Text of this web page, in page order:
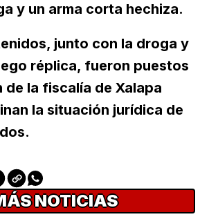
y un arma corta hechiza.
junto con la droga y
réplica, fueron puestos
de la fiscalía de Xalapa
la situación jurídica de
NOTICIAS